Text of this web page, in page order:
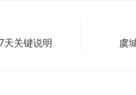
天关键说明 虞